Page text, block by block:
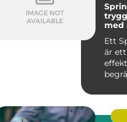
med
Ett
är
up...